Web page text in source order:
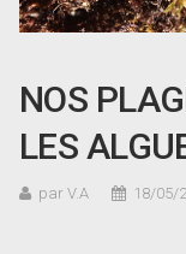
NOS
LES
par V.A 18/05/